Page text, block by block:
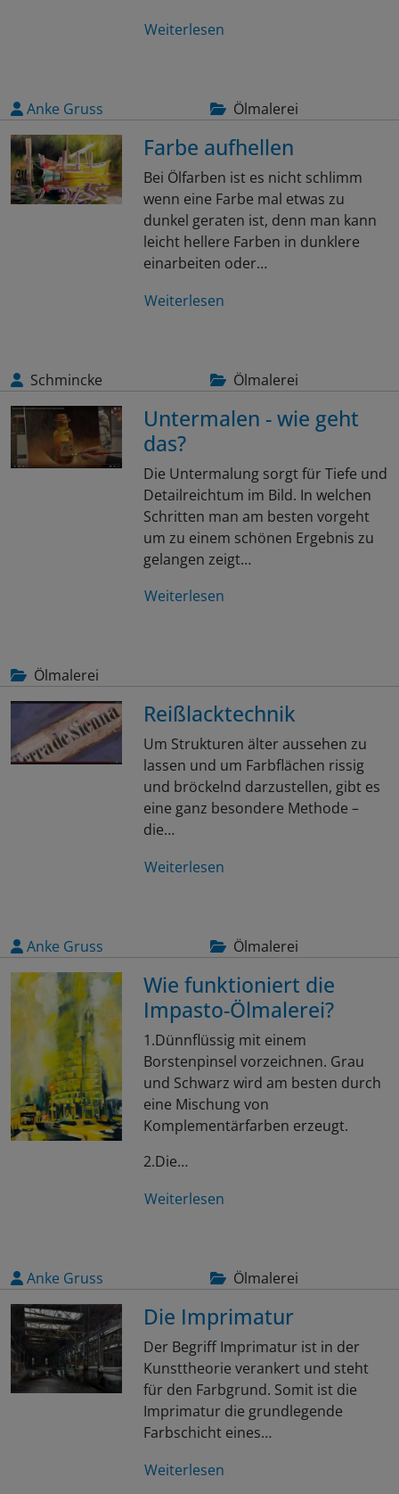
Weiterlesen
Anke Gruss Ölmalerei
Farbe aufhellen
Bei Ölfarben ist es nicht schlimm
wenn eine Farbe mal etwas zu
dunkel geraten ist, denn man kann
leicht hellere Farben in dunklere
einarbeiten oder…
Weiterlesen
Schmincke Ölmalerei
Untermalen - wie geht
das?
Die Untermalung sorgt für Tiefe und
Detailreichtum im Bild. In welchen
Schritten man am besten vorgeht
um zu einem schönen Ergebnis zu
gelangen zeigt…
Weiterlesen
Ölmalerei
Reißlacktechnik
Um Strukturen älter aussehen zu
lassen und um Farbflächen rissig
und bröckelnd darzustellen, gibt es
eine ganz besondere Methode –
die…
Weiterlesen
Anke Gruss Ölmalerei
Wie funktioniert die
Impasto-Ölmalerei?
1.Dünnflüssig mit einem
Borstenpinsel vorzeichnen. Grau
und Schwarz wird am besten durch
eine Mischung von
Komplementärfarben erzeugt.
2.Die…
Weiterlesen
Anke Gruss Ölmalerei
Die Imprimatur
Der Begriff Imprimatur ist in der
Kunsttheorie verankert und steht
für den Farbgrund. Somit ist die
Imprimatur die grundlegende
Farbschicht eines…
Weiterlesen